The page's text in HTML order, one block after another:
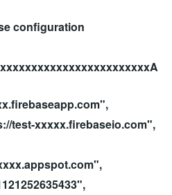
configuration
test-xxxxx.firebaseio.com",